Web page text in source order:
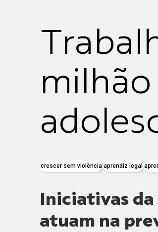
milhão
crescer sem violência aprendiz legal
Iniciativas
atuam na